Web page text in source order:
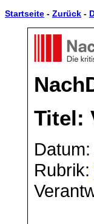
Startseite - Zurück -
Titel: